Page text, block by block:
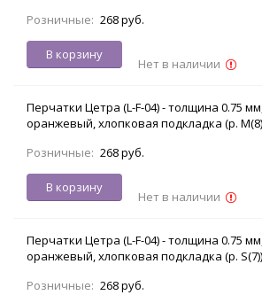
Розничные: 268 руб.
В корзину
Нет в наличии
Перчатки Цетра (L-F-04) - толщина 0.75
оранжевый, хлопковая подкладка (р.
Розничные: 268 руб.
В корзину
Нет в наличии
Перчатки Цетра (L-F-04) - толщина 0.75
оранжевый, хлопковая подкладка (р. S(7))
Розничные: 268 руб.